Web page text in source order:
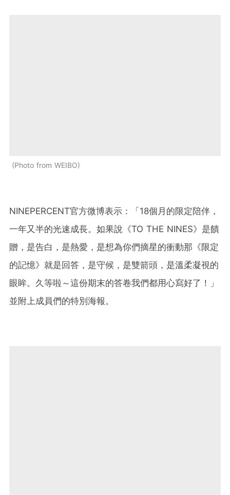
Photo from WEIBO
NINEPERCENT官方微博表示：「18個月的限定陪伴，
一年又半的光速成長。如果說《TO THE NINES》是饋
贈，是告白，是熱愛，是想為你們摘星的衝動那《限定
的記憶》就是回答，是守候，是雙箭頭，是溫柔凝視的
眼眸。久等啦～這份期末的答卷我們都用心寫好了！」
並附上成員們的特別海報。